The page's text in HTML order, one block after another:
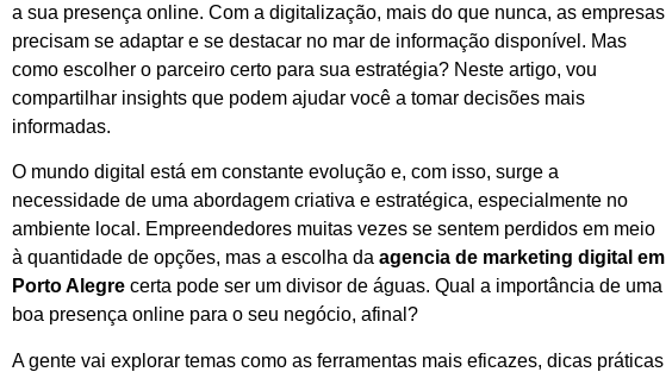
a sua presença online. Com a digitalização, mais do que nunca, as empresas
precisam se adaptar e se destacar no mar de informação disponível. Mas
como escolher o parceiro certo para sua estratégia? Neste artigo, vou
compartilhar insights que podem ajudar você a tomar decisões mais
informadas.
O mundo digital está em constante evolução e, com isso, surge a
necessidade de uma abordagem criativa e estratégica, especialmente no
ambiente local. Empreendedores muitas vezes se sentem perdidos em meio
à quantidade de opções, mas a escolha da agencia de marketing digital em
Porto Alegre certa pode ser um divisor de águas. Qual a importância de uma
boa presença online para o seu negócio, afinal?
A gente vai explorar temas como as ferramentas mais eficazes, dicas práticas